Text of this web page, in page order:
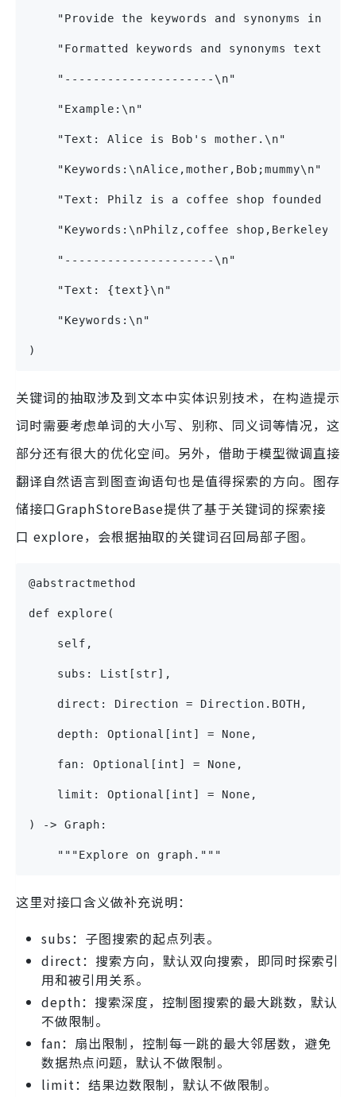
"Provide the keywords and synonyms in
"Formatted keywords and synonyms text
    "---------------------\n"
    "Example:\n"
    "Text: Alice is Bob's mother.\n"
    "Keywords:\nAlice,mother,Bob;mummy\n"
"Text: Philz is a coffee shop founded in
"Keywords:\nPhilz,coffee
    "---------------------\n"
    "Text: {text}\n"
    "Keywords:\n"
)
关键词的抽取涉及到文本中实体识别技术，在构造提示
词时需要考虑单词的大小写、别称、同义词等情况，这
部分还有很大的优化空间。另外，借助于模型微调直接
翻译自然语言到图查询语句也是值得探索的方向。图存
储接口GraphStoreBase提供了基于关键词的探索接
口 explore，会根据抽取的关键词召回局部子图。
@abstractmethod
def explore(
    self,
    subs: List[str],
    direct: Direction = Direction.BOTH,
    depth: Optional[int] = None,
    fan: Optional[int] = None,
    limit: Optional[int] = None,
) -> Graph:
    """Explore on graph."""
这里对接口含义做补充说明：
subs：子图搜索的起点列表。
direct：搜索方向，默认双向搜索，即同时探索引
用和被引用关系。
depth：搜索深度，控制图搜索的最大跳数，默认
不做限制。
fan：扇出限制，控制每一跳的最大邻居数，避免
数据热点问题，默认不做限制。
limit：结果边数限制，默认不做限制。